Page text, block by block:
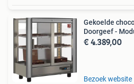
Gekoelde
Doorgeef -
€ 4.389,00
Bezoek website